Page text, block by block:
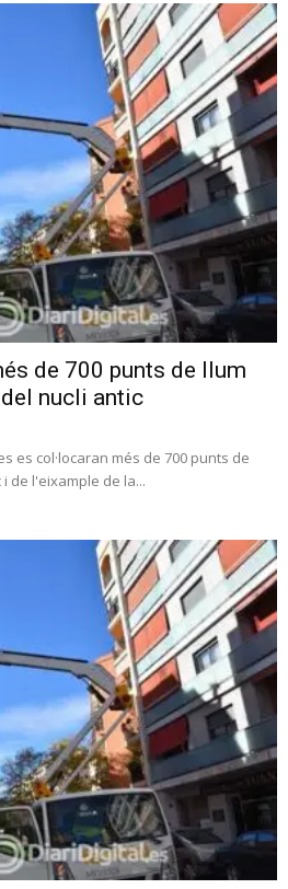
de 700 punts de llum
nucli antic
es col·locaran més de 700 punts de
de l'eixample de la...